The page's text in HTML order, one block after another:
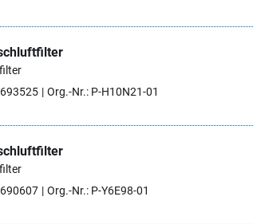
Org.-Nr.: P-H10N21-01
Org.-Nr.: P-Y6E98-01